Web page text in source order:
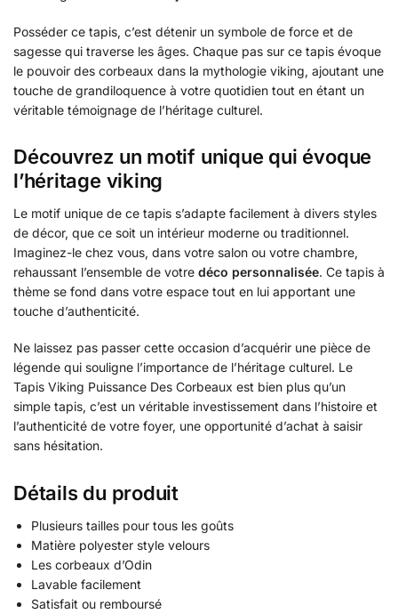
Posséder ce tapis, c’est détenir un symbole de force et de
sagesse qui traverse les âges. Chaque pas sur ce tapis évoque
le pouvoir des corbeaux dans la mythologie viking, ajoutant une
touche de grandiloquence à votre quotidien tout en étant un
véritable témoignage de l’héritage culturel.
Découvrez un motif unique qui évoque
l’héritage viking
Le motif unique de ce tapis s’adapte facilement à divers styles
de décor, que ce soit un intérieur moderne ou traditionnel.
Imaginez-le chez vous, dans votre salon ou votre chambre,
rehaussant l’ensemble de votre déco personnalisée. Ce tapis à
thème se fond dans votre espace tout en lui apportant une
touche d’authenticité.
Ne laissez pas passer cette occasion d’acquérir une pièce de
légende qui souligne l’importance de l’héritage culturel. Le
Tapis Viking Puissance Des Corbeaux est bien plus qu’un
simple tapis, c’est un véritable investissement dans l’histoire et
l’authenticité de votre foyer, une opportunité d’achat à saisir
sans hésitation.
Détails du produit
Plusieurs tailles pour tous les goûts
Matière polyester style velours
Les corbeaux d’Odin
Lavable facilement
Satisfait ou remboursé